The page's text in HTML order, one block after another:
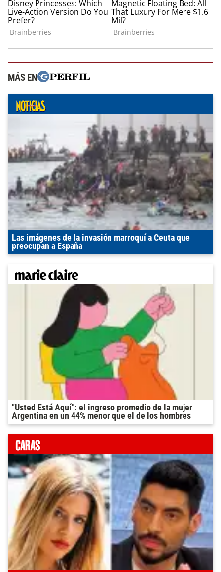
MÁS EN
Las imágenes de la invasión marroquí a Ceuta que
preocupan a España
"Usted Está Aquí": el ingreso promedio de la mujer
Argentina en un 44% menor que el de los hombres